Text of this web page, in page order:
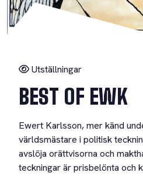
Utställningar
BEST OF EWK
Ewert Karlsson, mer känd
världsmästare i politisk
avslöja orättvisorna och
teckningar är prisbelönta och